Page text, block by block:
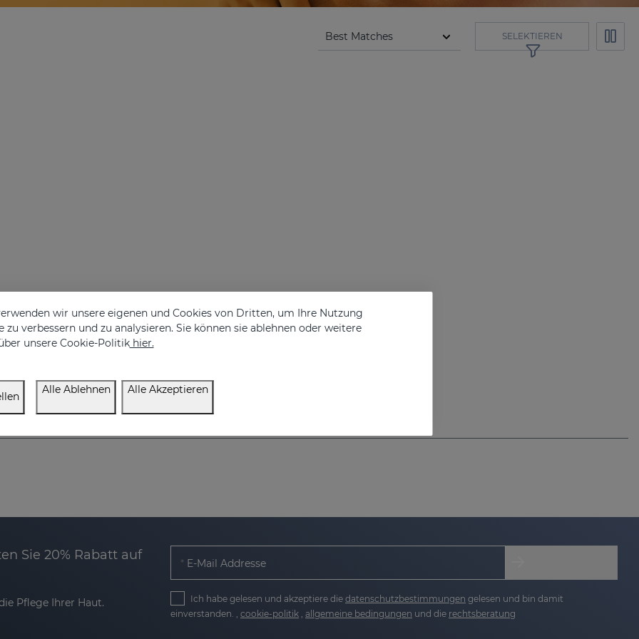
Sie 20% Rabatt auf
Pflege Ihrer Haut.
E-Mail Addresse
Ich habe gelesen und akzeptiere die datenschutzbestimmungen gelesen und bin damit
einverstanden. , cookie-politik allgemeine bedingungen und die rechtsberatung
wir unsere eigenen und Cookies von Dritten, um Ihre Nutzung
zu verbessern und zu analysieren. Sie können sie ablehnen oder weitere
unsere Cookie-Politikhier.
Alle Ablehnen Alle Akzeptieren